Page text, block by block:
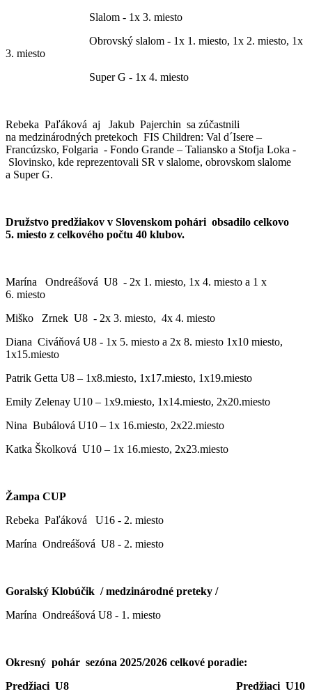
Slalom - 1x 3. miesto
Obrovský slalom - 1x 1. miesto, 1x 2. miesto, 1x
3. miesto
Super G - 1x 4. miesto
Rebeka Paľáková aj Jakub Pajerchin sa zúčastnili
na medzinárodných pretekoch FIS Children: Val d´Isere –
Francúzsko, Folgaria - Fondo Grande – Taliansko a Stofja Loka -
Slovinsko, kde reprezentovali SR v slalome, obrovskom slalome
a Super G.
Družstvo predžiakov v Slovenskom pohári obsadilo celkovo
5. miesto z celkového počtu 40 klubov.
Marína Ondreášová U8 - 2x 1. miesto, 1x 4. miesto a 1 x
6. miesto
Miško Zrnek U8 - 2x 3. miesto, 4x 4. miesto
Diana Civáňová U8 - 1x 5. miesto a 2x 8. miesto 1x10 miesto,
1x15.miesto
Patrik Getta U8 – 1x8.miesto, 1x17.miesto, 1x19.miesto
Emily Zelenay U10 – 1x9.miesto, 1x14.miesto, 2x20.miesto
Nina Bubálová U10 – 1x 16.miesto, 2x22.miesto
Katka Školková U10 – 1x 16.miesto, 2x23.miesto
Žampa CUP
Rebeka Paľáková U16 - 2. miesto
Marína Ondreášová U8 - 2. miesto
Goralský Klobúčik / medzinárodné preteky /
Marína Ondreášová U8 - 1. miesto
Okresný pohár sezóna 2025/2026 celkové poradie:
Predžiaci U8 Predžiaci U10